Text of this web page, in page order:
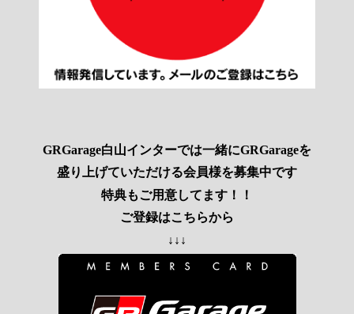
GRGarage白山インターでは一緒にGRGarageを
盛り上げていただける会員様を募集中です
特典もご用意してます！！
ご登録はこちらから
↓↓↓